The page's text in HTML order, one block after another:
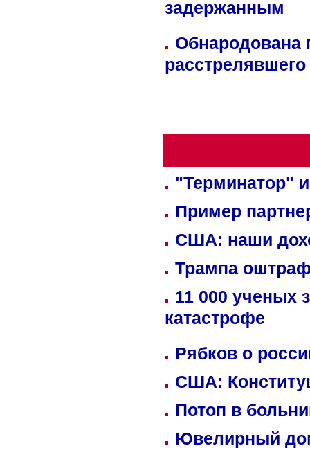
задержанным
Обнародована
"Терминатор"
Пример
США: наши
Трампа
11 000 ученых
катастрофе
Рябков о
США:
Потоп в
Ювелирный